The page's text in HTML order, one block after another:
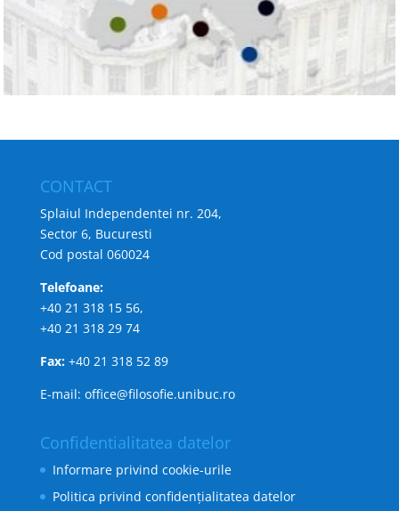
CONTACT
Splaiul Independentei nr. 204,
Sector 6, Bucuresti
Cod postal 060024
Telefoane:
+40 21 318 15 56,
+40 21 318 29 74
Fax: +40 21 318 52 89
E-mail: office@filosofie.unibuc.ro
Confidentialitatea datelor
Informare privind cookie-urile
Politica privind confidențialitatea datelor